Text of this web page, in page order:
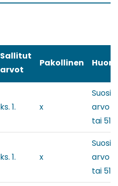
Sallitut
arvot
Pakollinen
ks. 1. x
arvo
tai 512
ks. 1. x
arvo
tai 512